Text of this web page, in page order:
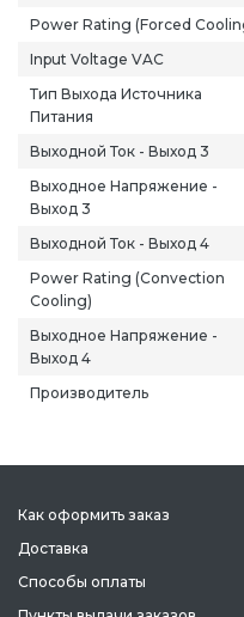
Power Rating (Forced
Input Voltage VAC
Тип Выхода Источника
Питания
Выходной Ток - Выход 3
Выходное Напряжение -
Выход 3
Выходной Ток - Выход 4
Power Rating (Convection
Cooling)
Выходное Напряжение -
Выход 4
Производитель
Как оформить заказ
Доставка
Способы оплаты
Липецк
Магадан
Магнитогорск
Нальчик